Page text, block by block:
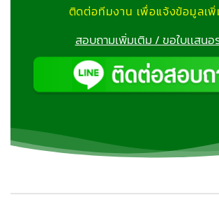
ติดต่อทีมงาน เพื่อแจ้งข้อมูลเพิ่
สอบถามเพิ่มเติม / ขอใบเเสนอ